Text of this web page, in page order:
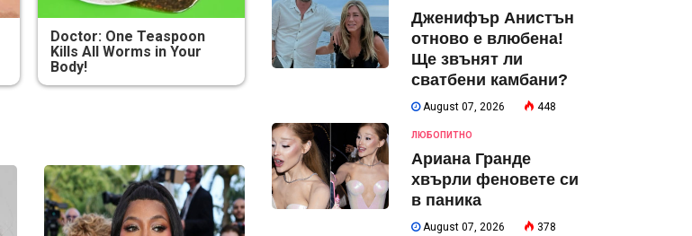
Doctor: One Teaspoon
Kills All Worms in Your
Body!
Дженифър Анистън
отново е влюбена!
Ще звънят ли
сватбени камбани?
August 07, 2026 448
ЛЮБОПИТНО
Ариана Гранде
хвърли феновете си
в паника
August 07, 2026 378